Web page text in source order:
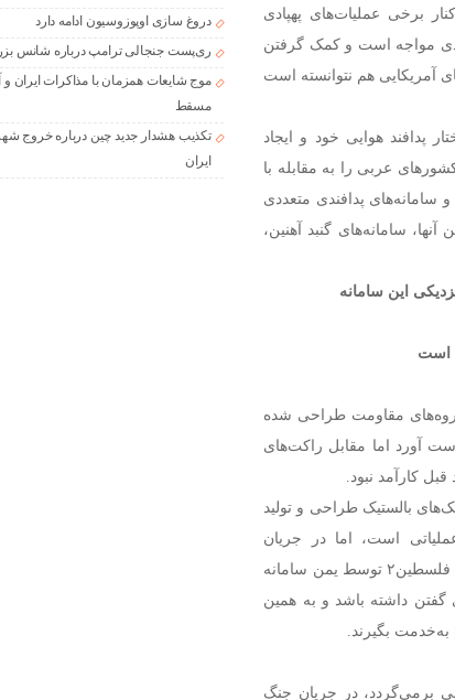
برخی عملیات‌های پهپادی
مواجه است و کمک گرفتن
آمریکایی هم نتوانسته است
در ساختار پدافند هوایی خود و ایجاد
عربی را به مقابله با
سامانه‌های پدافندی متعددی
سامانه‌های گنبد آهنین،‌
این سامانه
گروه‌های مقاومت طراحی شده
آورد اما مقابل راکت‌های
کارآمد نبود.
بالستیک طراحی و تولید
اشغالی عملیاتی است، اما در جریان
عملیات‌های دوگانه وعده صادق و همچنین شلیک موشک‌های بالستیک فلسطین۲ توسط یمن سامانه
گفتن داشته باشد و به همین
بگیرند.
برمی‌گردد، در جریان جنگ
دروغ سازی اوپوزوسیون ادامه دارد
ری‌پست جنجالی ترامپ درباره شانس
موج شایعات همزمان با مذاکرات ایران و
مسقط
تکذیب هشدار جدید چین درباره خروج
ایران